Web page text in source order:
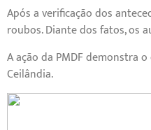
Após a verificação dos
roubos. Diante dos fatos, os
A ação da PMDF demonstra
Ceilândia.